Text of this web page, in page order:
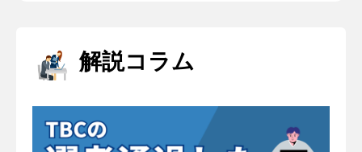
IBMで自分が果たしたい役割やIBMでの仕事を通じ
て成し遂げたいことを教えてください。（500字以
解説コラム